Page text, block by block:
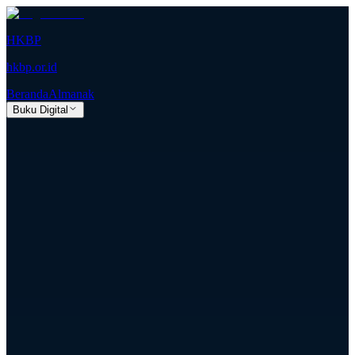
HKBP
hkbp.or.id
BerandaAlmanak
Buku Digital